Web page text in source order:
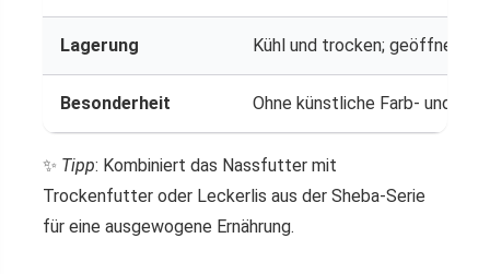
Lagerung Kühl und trocken; geöffnete
Besonderheit Ohne künstliche Farb- und
✨ Tipp: Kombiniert das Nassfutter mit
Trockenfutter oder Leckerlis aus der Sheba-Serie
für eine ausgewogene Ernährung.